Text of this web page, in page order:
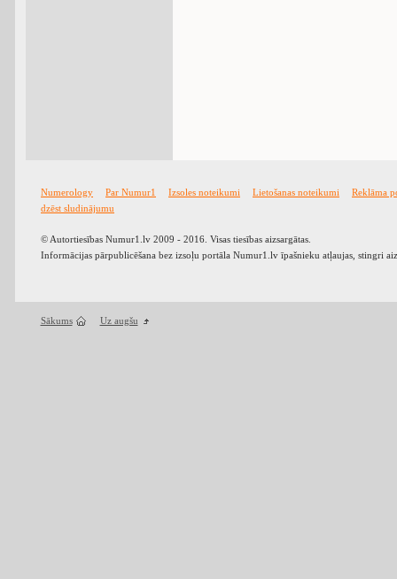
Numerology Par Numur1 Izsoles noteikumi Lietošanas noteikumi
Reklāma
dzēst sludinājumu
© Autortiesības Numur1.lv 2009 - 2016. Visas tiesības aizsargātas.
Informācijas pārpublicēšana bez izsoļu portāla Numur1.lv īpašnieku atļaujas, stingri
Sākums Uz augšu